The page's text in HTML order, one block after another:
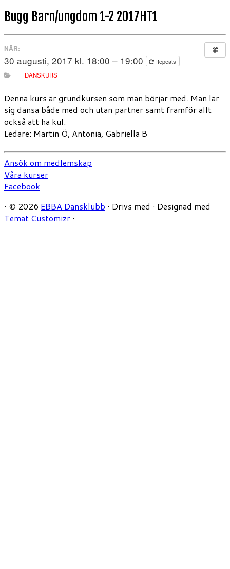
Bugg Barn/ungdom 1-2 2017HT1
NÄR:
30 augusti, 2017 kl. 18:00 – 19:00
Repeats
DANSKURS
Denna kurs är grundkursen som man börjar med. Man lär
sig dansa både med och utan partner samt framför allt
också att ha kul.
Ledare: Martin Ö, Antonia, Gabriella B
Ansök om medlemskap
Våra kurser
Facebook
· © 2026 EBBA Dansklubb · Drivs med · Designad med
Temat Customizr ·